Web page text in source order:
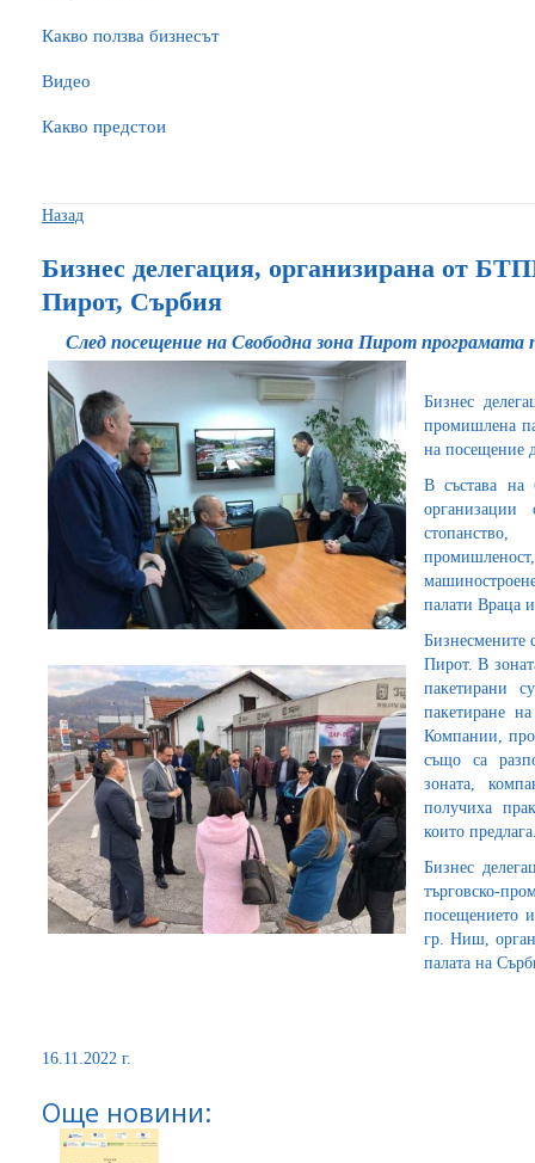
Какво ползва бизнесът
Видео
Какво предстои
Назад
Бизнес делегация, организирана от
Пирот, Сърбия
След посещение на Свободна зона Пирот програмата
Бизнес
промишлена
на посещение
В състава на
организации
палати Враца
Бизнесмените
Пирот. В
пакетирани
пакетиране
Компании,
също са
зоната,
получиха
които
Бизнес
търговско-
посещението
гр. Ниш,
палата на
16.11.2022 г.
Още новини: